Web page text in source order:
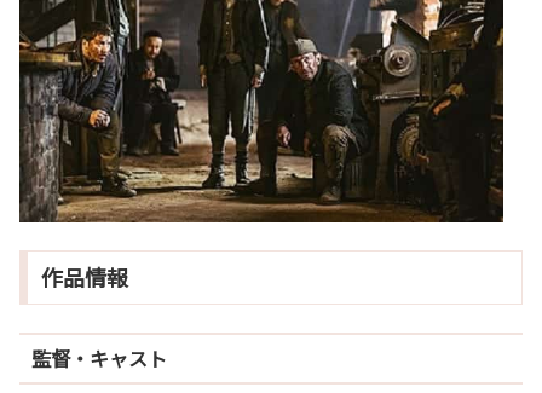
作品情報
監督・キャスト